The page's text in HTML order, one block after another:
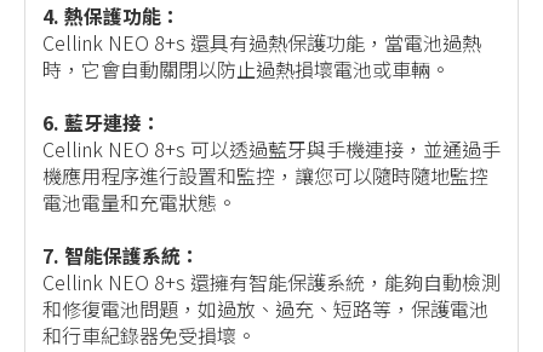
4. 熱保護功能：
Cellink NEO 8+s 還具有過熱保護功能，當電池過熱
時，它會自動關閉以防止過熱損壞電池或車輛。
6. 藍牙連接：
Cellink NEO 8+s 可以透過藍牙與手機連接，並通過手
機應用程序進行設置和監控，讓您可以隨時隨地監控
電池電量和充電狀態。
7. 智能保護系統：
Cellink NEO 8+s 還擁有智能保護系統，能夠自動檢測
和修復電池問題，如過放、過充、短路等，保護電池
和行車紀錄器免受損壞。